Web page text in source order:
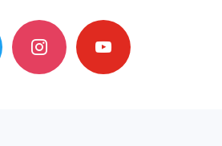
instagram youtube